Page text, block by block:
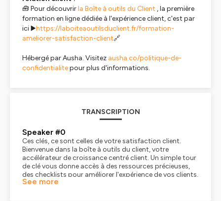
🧰 Pour découvrirla Boîte à outils du Client , la première
formation en ligne dédiée à l'expérience client, c'est par
ici ▶️https://laboiteaoutilsduclient.fr/formation-
ameliorer-satisfaction-client🔗
Hébergé par Ausha. Visitez ausha.co/politique-de-
confidentialitepour plus d'informations.
TRANSCRIPTION
Speaker #0
Ces clés, ce sont celles de votre satisfaction client.
Bienvenue dans la boîte à outils du client, votre
accélérateur de croissance centré client. Un simple tour
de clé vous donne accès à des ressources précieuses,
des checklists pour améliorer l'expérience de vos clients,
une compilation des meilleures pratiques tirées de nos
See more